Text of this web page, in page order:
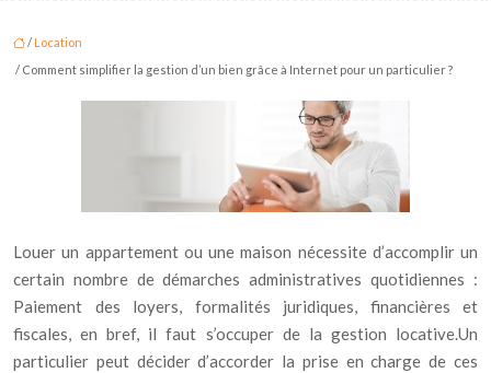
/ Location
/ Comment simplifier la gestion d’un bien grâce à Internet pour un particulier ?
Louer un appartement ou une maison nécessite d’accomplir un
certain nombre de démarches administratives quotidiennes :
Paiement des loyers, formalités juridiques, financières et
fiscales, en bref, il faut s’occuper de la gestion locative.Un
particulier peut décider d’accorder la prise en charge de ces